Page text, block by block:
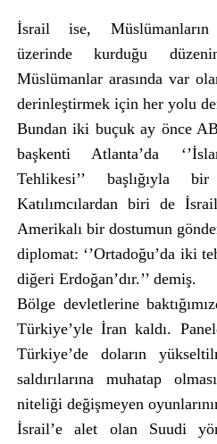
İsrail ise, Müslümanların
üzerinde kurduğu
Müslümanlar arasında var
derinleştirmek için her yolu
Bundan iki buçuk ay önce
başkenti Atlanta’da
Tehlikesi’’ başlığıyla
Katılımcılardan biri de
Amerikalı bir dostumun
diplomat: ‘’Ortadoğu’da iki
diğeri Erdoğan’dır.’’ demiş.
Bölge devletlerine
Türkiye’yle İran kaldı.
Türkiye’de doların
saldırılarına muhatap
niteliği değişmeyen
İsrail’e alet olan Suudi